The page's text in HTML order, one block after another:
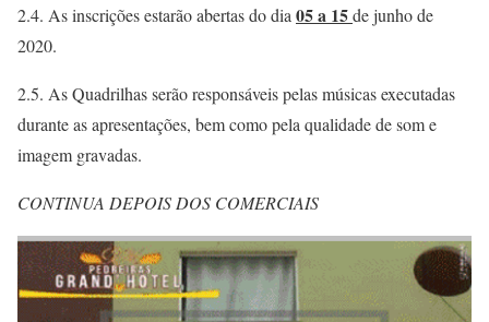
2.4. As inscrições estarão abertas do dia 05 a 15de junho de
2020.
2.5. As Quadrilhas serão responsáveis pelas músicas executadas
durante as apresentações, bem como pela qualidade de som e
imagem gravadas.
CONTINUA DEPOIS DOS COMERCIAIS